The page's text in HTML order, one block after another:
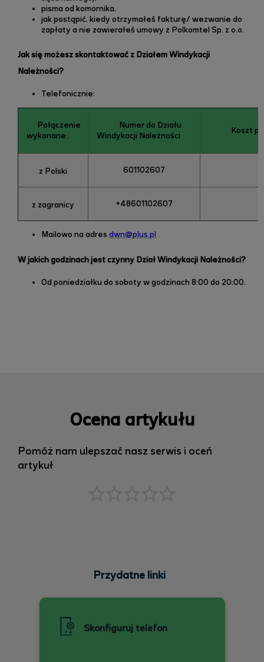
pisma od komornika,
jak postąpić, kiedy otrzymałeś fakturę/ wezwanie do
zapłaty a nie zawierałeś umowy z Polkomtel Sp. z o.o.
Jak się możesz skontaktować z Działem Windykacji
Należności?
Telefonicznie:
Połączenie
wykonane:
Numer do Działu
Windykacji Należności
Koszt
z Polski 601102607
z zagranicy +48601102607
Mailowo na adres dwn@plus.pl
W jakich godzinach jest czynny Dział Windykacji Należności?
Od poniedziałku do soboty w godzinach 8:00 do 20:00.
Ocena artykułu
Pomóż nam ulepszać nasz serwis i oceń
artykuł
Przydatne linki
Skonfiguruj telefon